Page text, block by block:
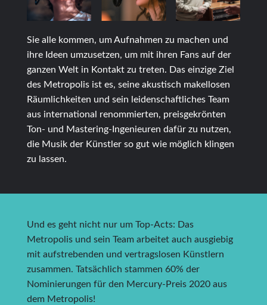
Sie alle kommen, um Aufnahmen zu machen und
ihre Ideen umzusetzen, um mit ihren Fans auf der
ganzen Welt in Kontakt zu treten. Das einzige Ziel
des Metropolis ist es, seine akustisch makellosen
Räumlichkeiten und sein leidenschaftliches Team
aus international renommierten, preisgekrönten
Ton- und Mastering-Ingenieuren dafür zu nutzen,
die Musik der Künstler so gut wie möglich klingen
zu lassen.
Und es geht nicht nur um Top-Acts: Das
Metropolis und sein Team arbeitet auch ausgiebig
mit aufstrebenden und vertragslosen Künstlern
zusammen. Tatsächlich stammen 60% der
Nominierungen für den Mercury-Preis 2020 aus
dem Metropolis!